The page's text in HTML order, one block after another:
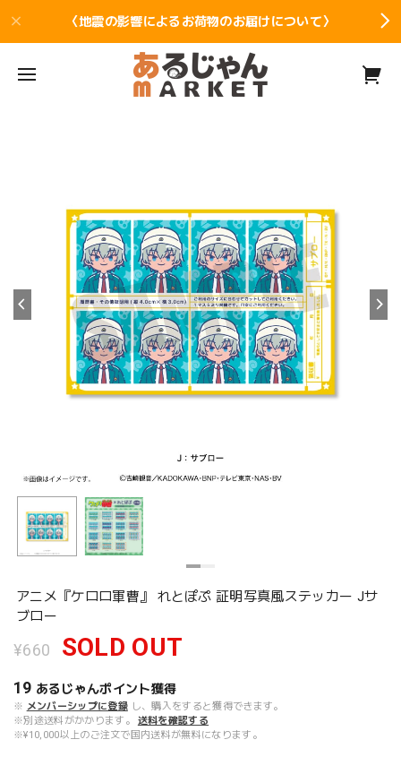
〈地震の影響によるお荷物のお届けについて〉
アニメ『ケロロ軍曹』 れとぽぷ 証明写真風ステッカー Jサ
ブロー
¥660 SOLD OUT
19 あるじゃんポイント獲得
※ メンバーシップに登録 し、購入をすると獲得できます。
※別途送料がかかります。
送料を確認する
※¥10,000以上のご注文で国内送料が無料になります。